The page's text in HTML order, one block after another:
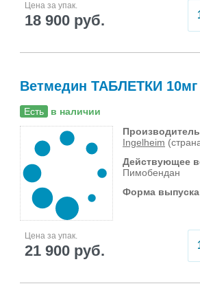
Цена за упак.
18 900 руб.
Ветмедин ТАБЛЕТКИ
Есть в наличии
Производитель
Ingelheim
Действующее
Пимобендан
Форма выпуска
Цена за упак.
21 900 руб.